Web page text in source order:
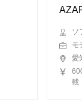
ソ
モ
愛
載